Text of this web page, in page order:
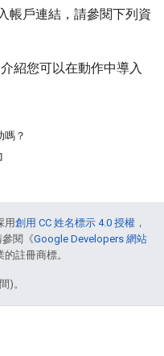
帳戶連結，請參閱下列資
紹您可以在動作中導入
嗎？
用創用 CC 姓名標示 4.0 授權 ，
參閱《Google Developers 網站
註冊商標。
)。